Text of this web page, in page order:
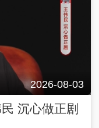
2026-08-03
沉心做正剧